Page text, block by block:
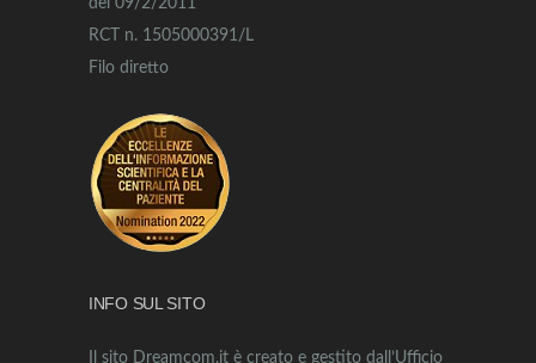
del 09/2/2011
RCT n. 1505000391/L
Filo diretto
INFO SUL SITO
Il sito Dreamcom.it è creato e gestito dall’Ufficio